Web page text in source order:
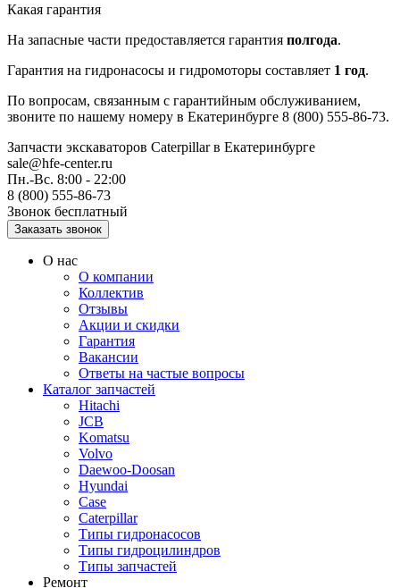
Какая гарантия
На запасные части предоставляется гарантия полгода.
Гарантия на гидронасосы и гидромоторы составляет 1 год.
По вопросам, связанным с гарантийным обслуживанием,
звоните по нашему номеру в Екатеринбурге 8 (800) 555-86-73.
Запчасти экскаваторов Caterpillarв Екатеринбурге
sale@hfe-center.ru
Пн.-Вс. 8:00 - 22:00
8 (800) 555-86-73
Звонок бесплатный
О нас
О компании
Коллектив
Отзывы
Акции и скидки
Гарантия
Вакансии
Ответы на частые вопросы
Каталог запчастей
Hitachi
JCB
Komatsu
Volvo
Daewoo-Doosan
Hyundai
Case
Caterpillar
Типы гидронасосов
Типы гидроцилиндров
Типы запчастей
Ремонт